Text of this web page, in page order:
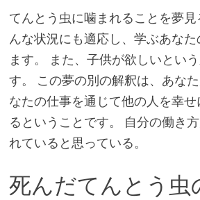
てんとう虫に噛まれることを夢
んな状況にも適応し、学ぶあな
ます。 また、子供が欲しいとい
す。 この夢の別の解釈は、あな
なたの仕事を通じて他の人を幸
るということです。 自分の働き
れていると思っている。
死んだてんとう虫